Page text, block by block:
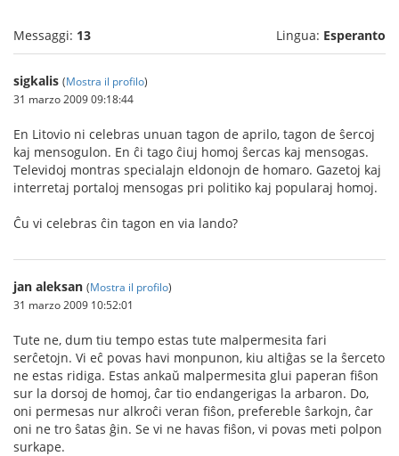
Messaggi: 13 Lingua: Esperanto
sigkalis (Mostra il profilo)
31 marzo 2009 09:18:44
En Litovio ni celebras unuan tagon de aprilo, tagon de ŝercoj
kaj mensogulon. En ĉi tago ĉiuj homoj ŝercas kaj mensogas.
Televidoj montras specialajn eldonojn de homaro. Gazetoj kaj
interretaj portaloj mensogas pri politiko kaj popularaj homoj.
Ĉu vi celebras ĉin tagon en via lando?
jan aleksan (Mostra il profilo)
31 marzo 2009 10:52:01
Tute ne, dum tiu tempo estas tute malpermesita fari
serĉetojn. Vi eĉ povas havi monpunon, kiu altiĝas se la ŝerceto
ne estas ridiga. Estas ankaŭ malpermesita glui paperan fiŝon
sur la dorsoj de homoj, ĉar tio endangerigas la arbaron. Do,
oni permesas nur alkroĉi veran fiŝon, prefereble ŝarkojn, ĉar
oni ne tro ŝatas ĝin. Se vi ne havas fiŝon, vi povas meti polpon
surkape.